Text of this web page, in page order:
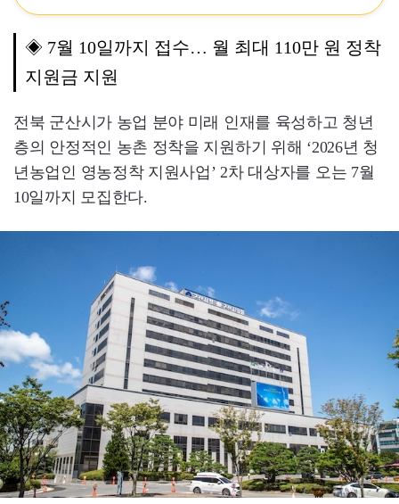
◈ 7월 10일까지 접수… 월 최대 110만 원 정착
지원금 지원
전북 군산시가 농업 분야 미래 인재를 육성하고 청년
층의 안정적인 농촌 정착을 지원하기 위해 ‘2026년 청
년농업인 영농정착 지원사업’ 2차 대상자를 오는 7월
10일까지 모집한다.